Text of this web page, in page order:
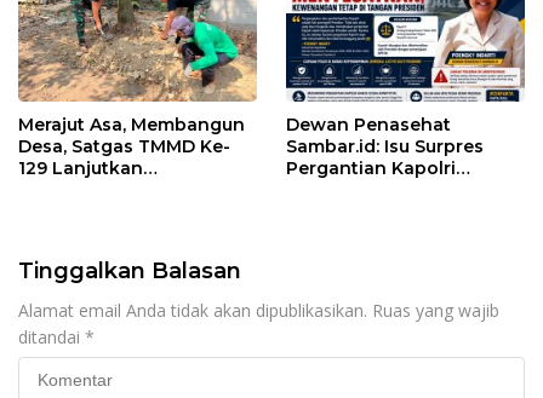
Merajut Asa, Membangun
Desa, Satgas TMMD Ke-
129 Lanjutkan
Dewan Penasehat
Sambar.id: Isu Surpres
Pergantian Kapolri
Tinggalkan Balasan
Alamat email Anda tidak akan dipublikasikan. Ruas yang wajib
ditandai *